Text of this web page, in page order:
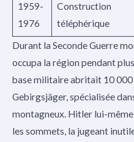
1959-
1976
Construction
téléphérique
Durant la Seconde Guerre
occupa la région pendant
base militaire abritait 10
Gebirgsjäger, spécialisée
montagneux. Hitler lui-
les sommets, la jugeant